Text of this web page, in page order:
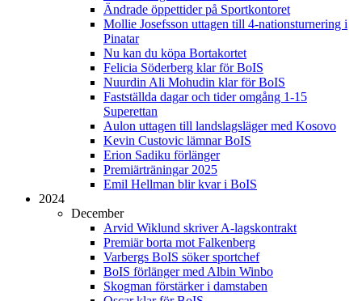
Ändrade öppettider på Sportkontoret
Mollie Josefsson uttagen till 4-nationsturnering i
Pinatar
Nu kan du köpa Bortakortet
Felicia Söderberg klar för BoIS
Nuurdin Ali Mohudin klar för BoIS
Fastställda dagar och tider omgång 1-15
Superettan
Aulon uttagen till landslagsläger med Kosovo
Kevin Custovic lämnar BoIS
Erion Sadiku förlänger
Premiärträningar 2025
Emil Hellman blir kvar i BoIS
2024
December
Arvid Wiklund skriver A-lagskontrakt
Premiär borta mot Falkenberg
Varbergs BoIS söker sportchef
BoIS förlänger med Albin Winbo
Skogman förstärker i damstaben